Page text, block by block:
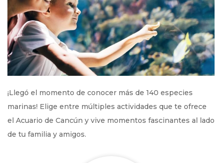
¡Llegó el momento de conocer más de 140 especies
marinas! Elige entre múltiples actividades que te ofrece
el Acuario de Cancún y vive momentos fascinantes al lado
de tu familia y amigos.